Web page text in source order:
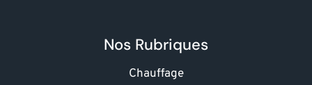
Nos Rubriques
Chauffage